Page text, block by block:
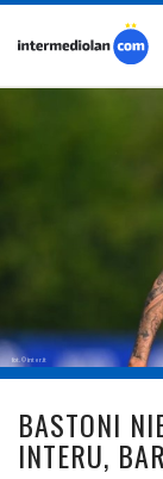
fot. © inter.it
BASTONI
INTERU,